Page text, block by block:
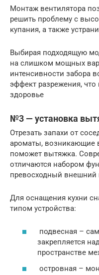
Монтаж вентилятора
решить проблему с
купания, а также
Выбирая подходящую
на слишком мощных
интенсивности забора
эффект разрежения, что
здоровье
№3 — установка
Отрезать запахи от
ароматы, возникающие
поможет вытяжка.
отличаются набором
превосходный внешний
Для оснащения кухни
типом устройства:
подвесная –
закрепляется
пространстве
островная –